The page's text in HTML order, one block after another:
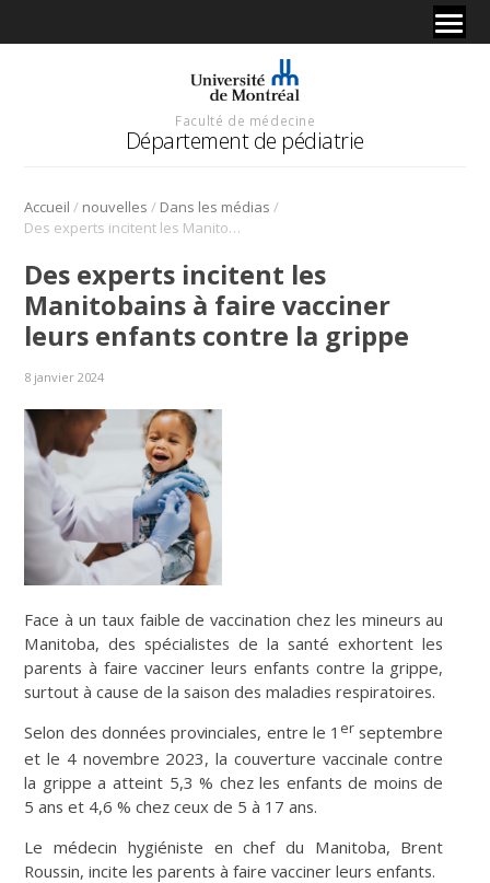
Faculté de médecine
Département de pédiatrie
Accueil / nouvelles / Dans les médias /
Des experts incitent les Manitobains à faire vacciner leurs enfants contre la grippe
Des experts incitent les
Manitobains à faire vacciner
leurs enfants contre la grippe
8 janvier 2024
Face à un taux faible de vaccination chez les mineurs au
Manitoba, des spécialistes de la santé exhortent les
parents à faire vacciner leurs enfants contre la grippe,
surtout à cause de la saison des maladies respiratoires.
Selon des données provinciales, entre le 1 er septembre
et le 4 novembre 2023, la couverture vaccinale contre
la grippe a atteint 5,3 % chez les enfants de moins de
5 ans et 4,6 % chez ceux de 5 à 17 ans.
Le médecin hygiéniste en chef du Manitoba, Brent
Roussin, incite les parents à faire vacciner leurs enfants.